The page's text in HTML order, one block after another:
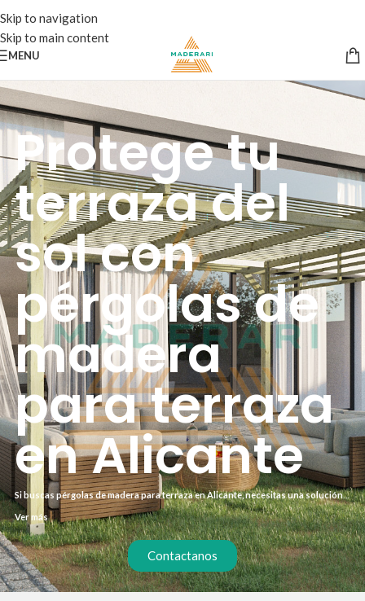
Skip to navigation
Skip to main content
MENU
Protege tu
terraza del
sol con
pérgolas de
madera
para terraza
en Alicante
Si buscas pérgolas de madera para terraza en Alicante, necesitas una solución
que resista el clima costero sin requerir mantenimiento constante. Nuestro
servicio integral incluye desde la medición hasta el montaje, con materiales
tratados y garantía de durabilidad. Olvídate de sorpresas y disfruta de tu
terraza .
Ver más
Contactanos